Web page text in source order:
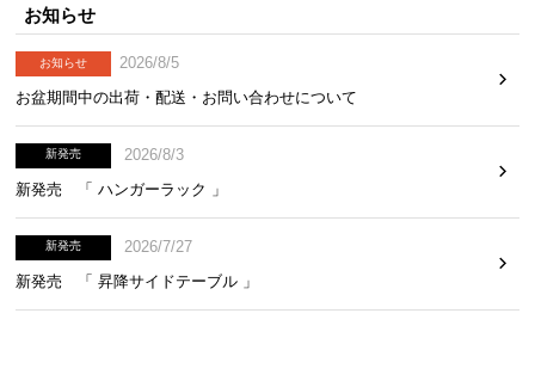
スリムなサイズ感だけでなく、パソコンデスクとし
て使いやすさにもこだわりました。
お知らせ
お知らせ
2026/8/5
お盆期間中の出荷・配送・お問い合わせについて
新発売
2026/8/3
新発売 「 ハンガーラック 」
新発売
2026/7/27
新発売 「 昇降サイドテーブル 」